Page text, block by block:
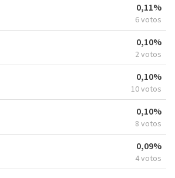
0,11%
6 votos
0,10%
2 votos
0,10%
10 votos
0,10%
8 votos
0,09%
4 votos